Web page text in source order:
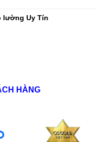
lường Uy Tín
HÀNG